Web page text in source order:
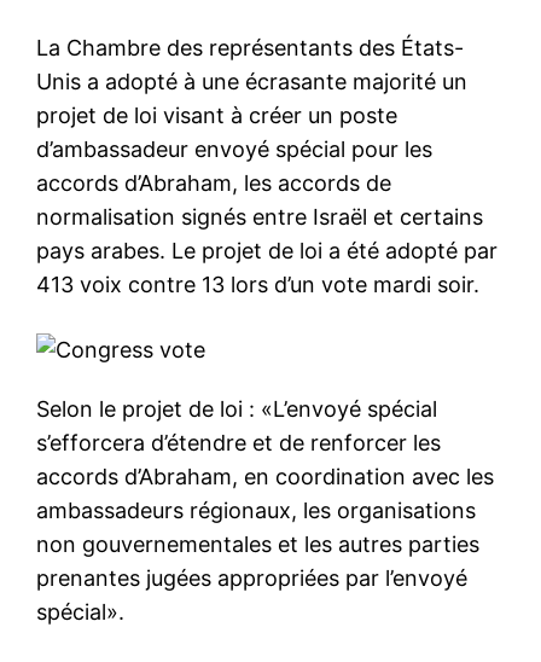
La Chambre des représentants des États-
Unis a adopté à une écrasante majorité un
projet de loi visant à créer un poste
d’ambassadeur envoyé spécial pour les
accords d’Abraham, les accords de
normalisation signés entre Israël et certains
pays arabes. Le projet de loi a été adopté par
413 voix contre 13 lors d’un vote mardi soir.
Selon le projet de loi : «L’envoyé spécial
s’efforcera d’étendre et de renforcer les
accords d’Abraham, en coordination avec les
ambassadeurs régionaux, les organisations
non gouvernementales et les autres parties
prenantes jugées appropriées par l’envoyé
spécial».